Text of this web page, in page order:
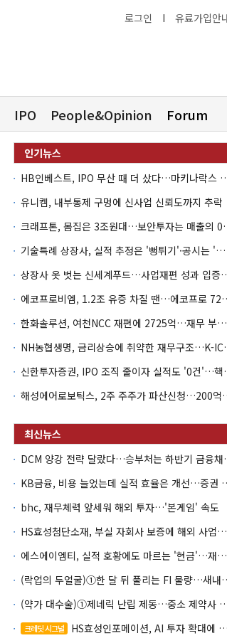
로그인 I 유료가입안
IPO People&Opinion Forum
HB인베스트, IPO 무산 때 더
유니켐, 내부통제 구멍에 신사업 신뢰도까지 추락
크래프톤, 몸
기술특례 상장사, 실적 추정은 '뻥튀기'·공시는 '누락'
상장사 옷 벗는 신세
에코프로비엠, 1.2
한화솔루션, 여천NCC 재편에 2725억…재무 부담 커지나
NH농협생명,
신한투자증
해성에어로보틱
DCM 양강
KB금융, 비용 늘었
bhc, 재무체력 앞세워 해외 투자…'본게임' 속도
HS효성첨단소재, 부실 자회사 보증에 해외 사업까지…부담 '가중'
에스에이엠티, 실적 호황에도 마르는 '현금'…재고·달러빚 부담 확대
(락업의 두얼굴)①한
(약가 대수술)①제네릭 난립 제동
크레딧 시그널 HS효성인포메이션, AI 투자 확대에 실적 체력 강화